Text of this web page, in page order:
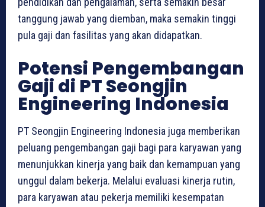
tanggung jawab yang diemban, maka semakin tinggi
pula gaji dan fasilitas yang akan didapatkan.
Potensi Pengembangan
Gaji di PT Seongjin
Engineering Indonesia
PT Seongjin Engineering Indonesia juga memberikan
peluang pengembangan gaji bagi para karyawan yang
menunjukkan kinerja yang baik dan kemampuan yang
unggul dalam bekerja. Melalui evaluasi kinerja rutin,
para karyawan atau pekerja memiliki kesempatan